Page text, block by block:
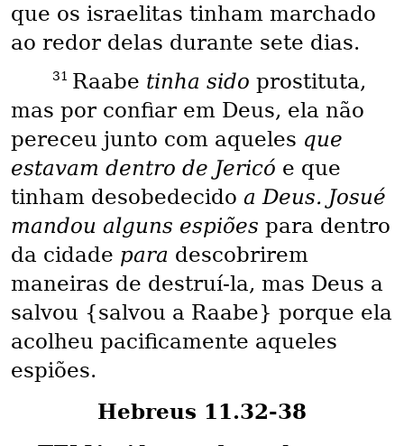
que os israelitas tinham marchado
ao redor delas durante sete dias.
31 Raabe tinha sido prostituta,
mas por confiar em Deus, ela não
pereceu junto com aqueles que
estavam dentro de Jericó e que
tinham desobedecido a Deus. Josué
mandou alguns espiões para dentro
da cidade para descobrirem
maneiras de destruí-la, mas Deus a
salvou {salvou a Raabe} porque ela
acolheu pacificamente aqueles
espiões.
Hebreus 11.32-38